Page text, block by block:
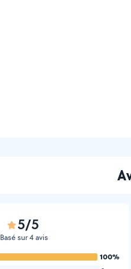
5/5
Basé sur 4 avis
100%